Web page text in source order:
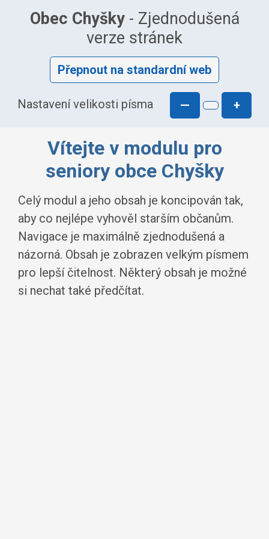
Obec Chyšky- Zjednodušená
verze stránek
Přepnout na standardní web
Nastavení velikosti písma — +
Vítejte v modulu pro
seniory obce Chyšky
Celý modul a jeho obsah je koncipován tak,
aby co nejlépe vyhověl starším občanům.
Navigace je maximálně zjednodušená a
názorná. Obsah je zobrazen velkým písmem
pro lepší čitelnost. Některý obsah je možné
si nechat také předčítat.